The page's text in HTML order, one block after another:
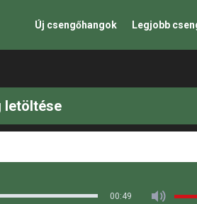
Új csengőhangok Legjobb
letöltése
00:49